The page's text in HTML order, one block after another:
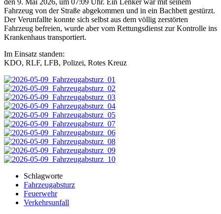
den 9. Mai 2026, um 07:09 Uhr. Ein Lenker war mit seinem
Fahrzeug von der Straße abgekommen und in ein Bachbett gestürzt.
Der Verunfallte konnte sich selbst aus dem völlig zerstörten
Fahrzeug befreien, wurde aber vom Rettungsdienst zur Kontrolle ins
Krankenhaus transportiert.
Im Einsatz standen:
KDO, RLF, LFB, Polizei, Rotes Kreuz
Schlagworte
Fahrzeugabsturz
Feuerwehr
Verkehrsunfall